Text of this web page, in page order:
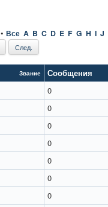
• Все A B C D E F G H I J
След.
Звание Сообщения
0
0
0
0
0
0
0